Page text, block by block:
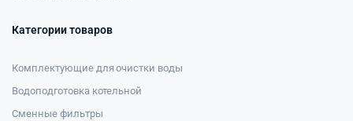
Категории товаров
Комплектующие для очистки воды
Водоподготовка котельной
Сменные фильтры